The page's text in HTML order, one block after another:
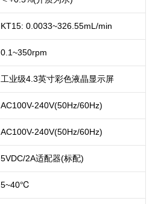
KT15: 0.0033~326.55mL/min
0.1~350rpm
工业级4.3英寸彩色液晶显示屏
AC100V-240V(50Hz/60Hz)
AC100V-240V(50Hz/60Hz)
5VDC/2A适配器(标配)
5~40℃